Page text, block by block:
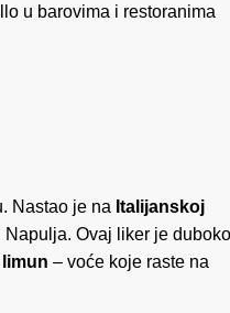
u barovima i restoranima
Nastao je na Italijanskoj
Napulja. Ovaj liker je duboko
– voće koje raste na